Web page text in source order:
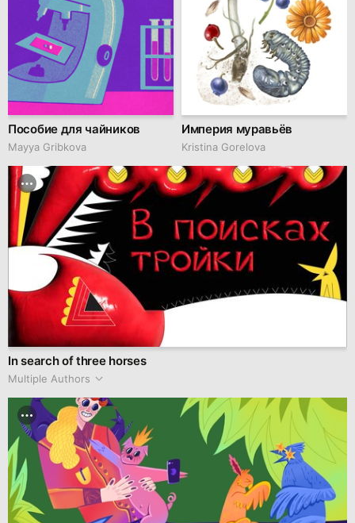
Пособие для чайников
Mayya Gribkova
In search of three horses
Multiple Authors
Империя муравьёв
Kristina Gorelova